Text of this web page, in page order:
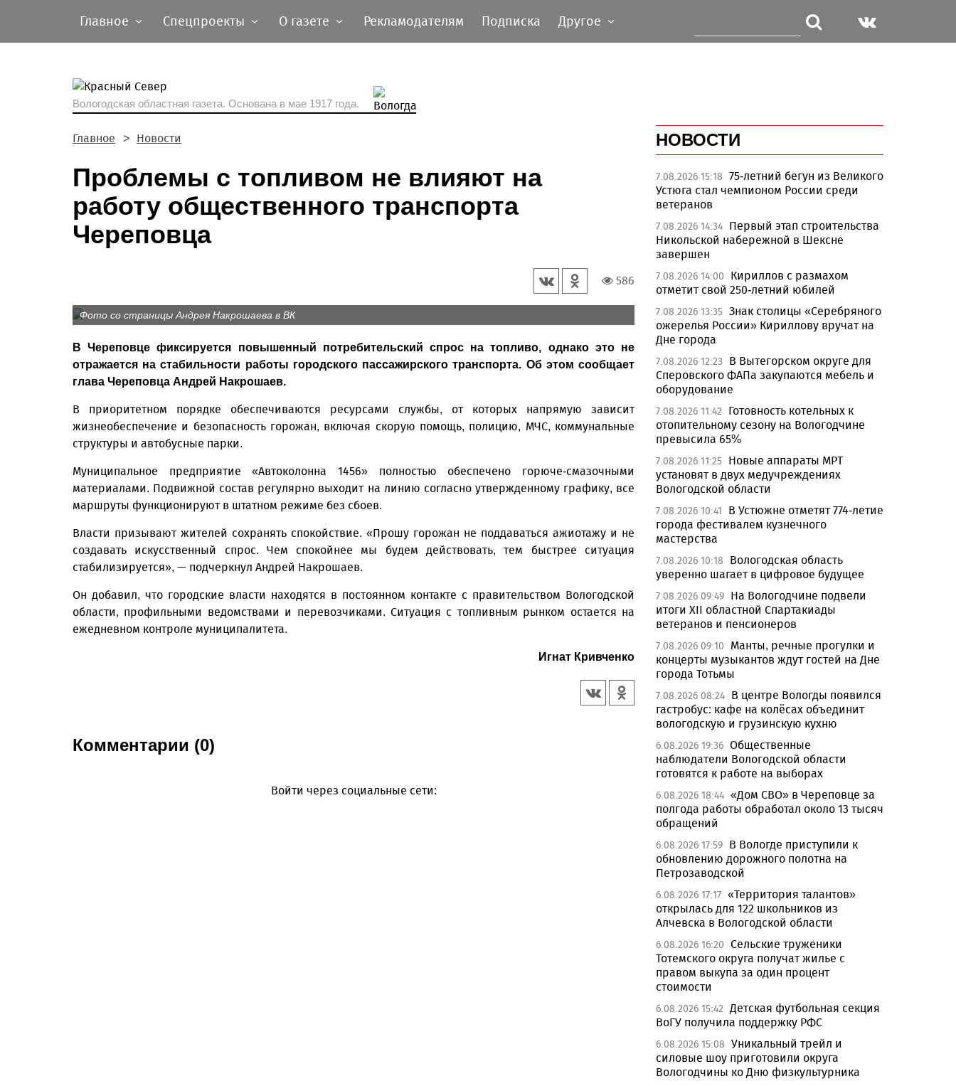
Главное Спецпроекты О газете Рекламодателям Подписка Другое
Вологодская областная газета. Основана в мае 1917 года.
Главное Новости
Проблемы с топливом не влияют на
работу общественного транспорта
Череповца
586
Фото со страницы Андрея Накрошаева в ВК
В Череповце фиксируется повышенный потребительский спрос на топливо, однако это не
отражается на стабильности работы городского пассажирского транспорта. Об этом сообщает
глава Череповца Андрей Накрошаев.
В приоритетном порядке обеспечиваются ресурсами службы, от которых напрямую зависит
жизнеобеспечение и безопасность горожан, включая скорую помощь, полицию, МЧС, коммунальные
структуры и автобусные парки.
Муниципальное предприятие «Автоколонна 1456» полностью обеспечено горюче-смазочными
материалами. Подвижной состав регулярно выходит на линию согласно утвержденному графику, все
маршруты функционируют в штатном режиме без сбоев.
Власти призывают жителей сохранять спокойствие. «Прошу горожан не поддаваться ажиотажу и не
создавать искусственный спрос. Чем спокойнее мы будем действовать, тем быстрее ситуация
стабилизируется», — подчеркнул Андрей Накрошаев.
Он добавил, что городские власти находятся в постоянном контакте с правительством Вологодской
области, профильными ведомствами и перевозчиками. Ситуация с топливным рынком остается на
ежедневном контроле муниципалитета.
Игнат Кривченко
Комментарии (0)
Войти через социальные сети:
НОВОСТИ
7.08.2026 15:18 75-летний бегун из Великого
Устюга стал чемпионом России среди
ветеранов
7.08.2026 14:34 Первый этап строительства
Никольской набережной в Шексне
завершен
7.08.2026 14:00
Кириллов с размахом
отметит свой 250-летний юбилей
7.08.2026 13:35 Знак столицы «Серебряного
ожерелья России» Кириллову вручат на
Дне города
7.08.2026 12:23
В Вытегорском округе для
Сперовского ФАПа закупаются мебель и
оборудование
7.08.2026 11:42
Готовность котельных к
отопительному сезону на Вологодчине
превысила 65%
7.08.2026 11:25 Новые аппараты МРТ
установят в двух медучреждениях
Вологодской области
7.08.2026 10:41
В Устюжне отметят 774-летие
города фестивалем кузнечного
мастерства
7.08.2026 10:18
Вологодская область
уверенно шагает в цифровое будущее
7.08.2026 09:49 На Вологодчине подвели
итоги XII областной Спартакиады
ветеранов и пенсионеров
7.08.2026 09:10
Манты, речные прогулки и
концерты музыкантов ждут гостей на Дне
города Тотьмы
7.08.2026 08:24 В центре Вологды появился
гастробус: кафе на колёсах объединит
вологодскую и грузинскую кухню
6.08.2026 19:36 Общественные
наблюдатели Вологодской области
готовятся к работе на выборах
6.08.2026 18:44 «Дом СВО» в Череповце за
полгода работы обработал около 13 тысяч
обращений
6.08.2026 17:59 В Вологде приступили к
обновлению дорожного полотна на
Петрозаводской
6.08.2026 17:17 «Территория талантов»
открылась для 122 школьников из
Алчевска в Вологодской области
6.08.2026 16:20 Сельские труженики
Тотемского округа получат жилье с
правом выкупа за один процент
стоимости
6.08.2026 15:42 Детская футбольная секция
ВоГУ получила поддержку РФС
6.08.2026 15:08 Уникальный трейл и
силовые шоу приготовили округа
Вологодчины ко Дню физкультурника